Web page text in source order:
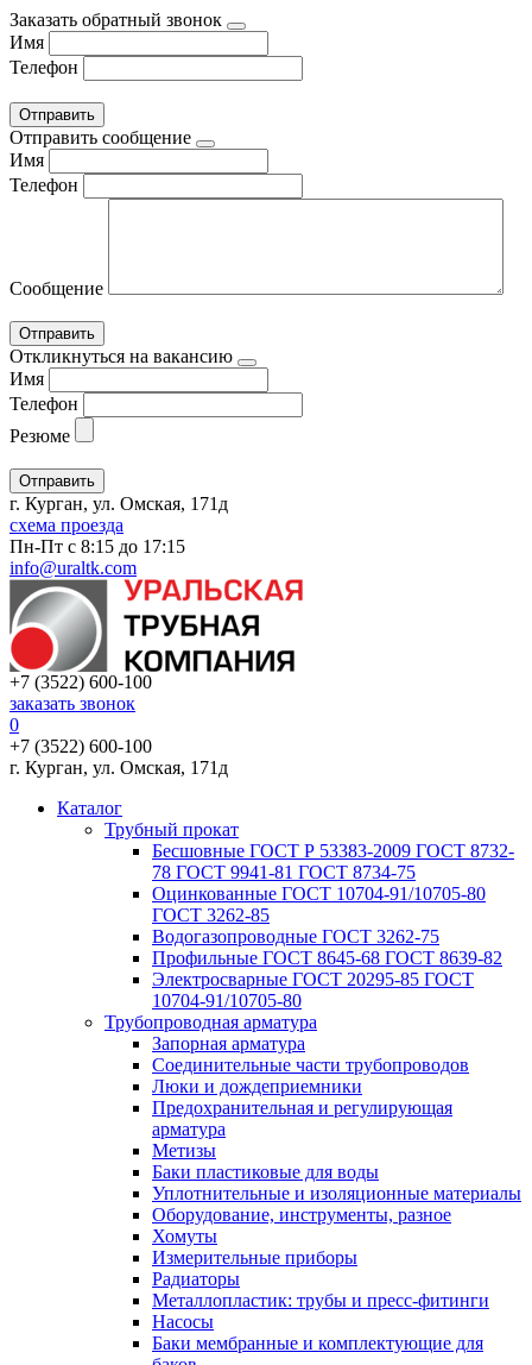
Заказать обратный звонок
Имя
Телефон
Отправить сообщение
Имя
Телефон
Сообщение
Откликнуться на вакансию
Имя
Телефон
Резюме
г. Курган, ул. Омская, 171д
схема проезда
Пн-Пт с 8:15 до 17:15
info@uraltk.com
+7 (3522) 600-100
заказать звонок
0
+7 (3522) 600-100
г. Курган, ул. Омская, 171д
Каталог
Трубный прокат
Беcшовные ГОСТ Р 53383-2009 ГОСТ 8732-
78 ГОСТ 9941-81 ГОСТ 8734-75
Оцинкованные ГОСТ 10704-91/10705-80
ГОСТ 3262-85
Водогазопроводные ГОСТ 3262-75
Профильные ГОСТ 8645-68 ГОСТ 8639-82
Электросварные ГОСТ 20295-85 ГОСТ
10704-91/10705-80
Трубопроводная арматура
Запорная арматура
Соединительные части трубопроводов
Люки и дождеприемники
Предохранительная и регулирующая
арматура
Метизы
Баки пластиковые для воды
Уплотнительные и изоляционные материалы
Оборудование, инструменты, разное
Хомуты
Измерительные приборы
Радиаторы
Металлопластик: трубы и пресс-фитинги
Насосы
Баки мембранные и комплектующие для